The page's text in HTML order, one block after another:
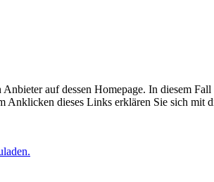
auf dessen Homepage. In diesem
dieses Links erklären Sie sich mit